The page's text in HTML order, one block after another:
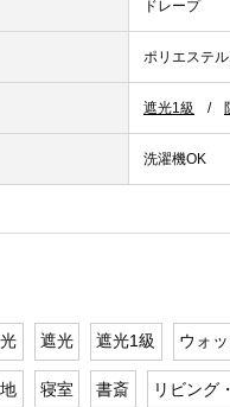
ドレープ
ポリエステ
遮光1級
洗濯機OK
遮光 遮光1級 ウォ
寝室 書斎 リビング